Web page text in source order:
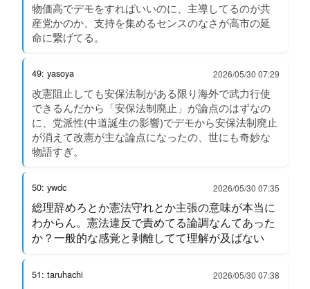
物価高でデモをすればいいのに、主導してるのが共
産党かのか、支持を集めるセンスのなさが高市の延
命に繋げてる。
49: yasoya 2026/05/30 07:29
改憲阻止しても安保法制がある限り海外で武力行使
できるんだから「安保法制廃止」が論点のはずなの
に、党派性(中道誕生の影響)でデモから安保法制廃止
が消えて改憲が主な論点になったの、世にも奇妙な
物語すぎ。
50: ywdc 2026/05/30 07:35
総理辞めろとか憲法守れとか主張の意味が本当に
わからん。憲法違反で責めてる論調なんてあった
か？一般的な感覚と剥離してて理解が及ばない
51: taruhachi 2026/05/30 07:38